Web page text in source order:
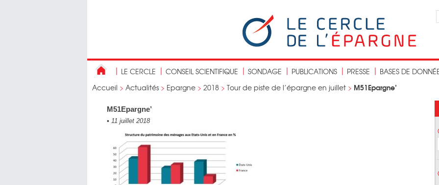
LE CERCLE CONSEIL SCIENTIFIQUE SONDAGE PUBLICATIONS PRESSE
BASES DE
Accueil > Actualités > Epargne > 2018 > Tour de piste de l’épargne en juillet > M51Epargne’
M51Epargne’
• 11 juillet 2018